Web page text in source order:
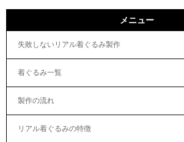
メニュー
失敗しないリアル着ぐるみ製作
着ぐるみ一覧
製作の流れ
リアル着ぐるみの特徴